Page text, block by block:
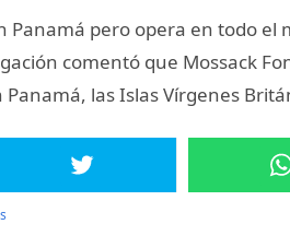
Panamá pero opera en todo el
comentó que Mossack
las Islas Vírgenes